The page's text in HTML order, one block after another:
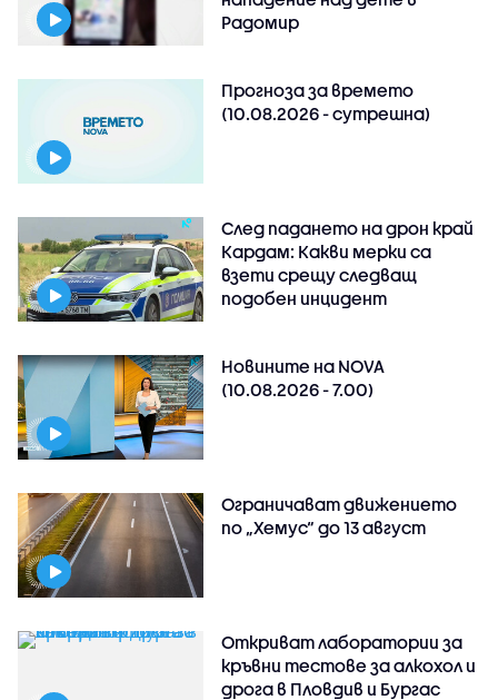
Радомир
Прогноза за времето
(10.08.2026 - сутрешна)
След падането на дрон край
Кардам: Какви мерки са
взети срещу следващ
подобен инцидент
Новините на NOVA
(10.08.2026 - 7.00)
Ограничават движението
по „Хемус“ до 13 август
Откриват лаборатории за
кръвни тестове за алкохол и
дрога в Пловдив и Бургас